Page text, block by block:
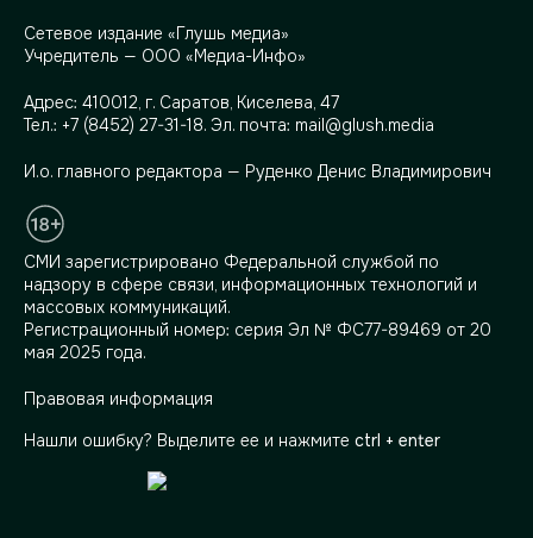
Сетевое издание «Глушь медиа»
Учредитель — ООО «Медиа-Инфо»
Адрес: 410012, г. Саратов, Киселева, 47
Тел.: +7 (8452) 27-31-18. Эл. почта: mail@glush.media
И.о. главного редактора — Руденко Денис Владимирович
СМИ зарегистрировано Федеральной службой по
надзору в сфере связи, информационных технологий и
массовых коммуникаций.
Регистрационный номер: серия Эл № ФС77-89469 от 20
мая 2025 года.
Правовая информация
Нашли ошибку? Выделите ее и нажмите ctrl + enter